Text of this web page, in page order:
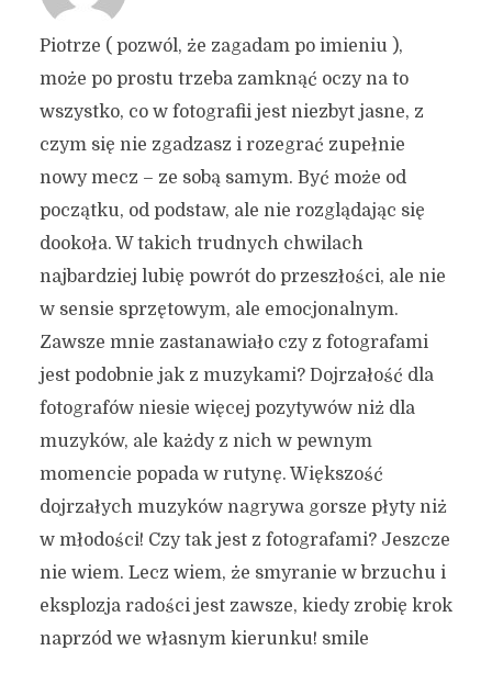
Piotrze ( pozwól, że zagadam po imieniu ),
może po prostu trzeba zamknąć oczy na to
wszystko, co w fotografii jest niezbyt jasne, z
czym się nie zgadzasz i rozegrać zupełnie
nowy mecz – ze sobą samym. Być może od
początku, od podstaw, ale nie rozglądając się
dookoła. W takich trudnych chwilach
najbardziej lubię powrót do przeszłości, ale nie
w sensie sprzętowym, ale emocjonalnym.
Zawsze mnie zastanawiało czy z fotografami
jest podobnie jak z muzykami? Dojrzałość dla
fotografów niesie więcej pozytywów niż dla
muzyków, ale każdy z nich w pewnym
momencie popada w rutynę. Większość
dojrzałych muzyków nagrywa gorsze płyty niż
w młodości! Czy tak jest z fotografami? Jeszcze
nie wiem. Lecz wiem, że smyranie w brzuchu i
eksplozja radości jest zawsze, kiedy zrobię krok
naprzód we własnym kierunku! smile